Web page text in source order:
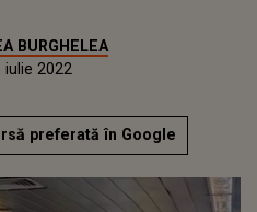
BURGHELEA
iulie 2022
preferată în Google